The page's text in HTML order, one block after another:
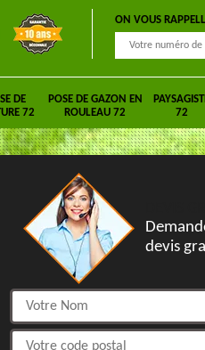
ON VOUS
DE
72
POSE DE GAZON EN
ROULEAU 72
72
devis